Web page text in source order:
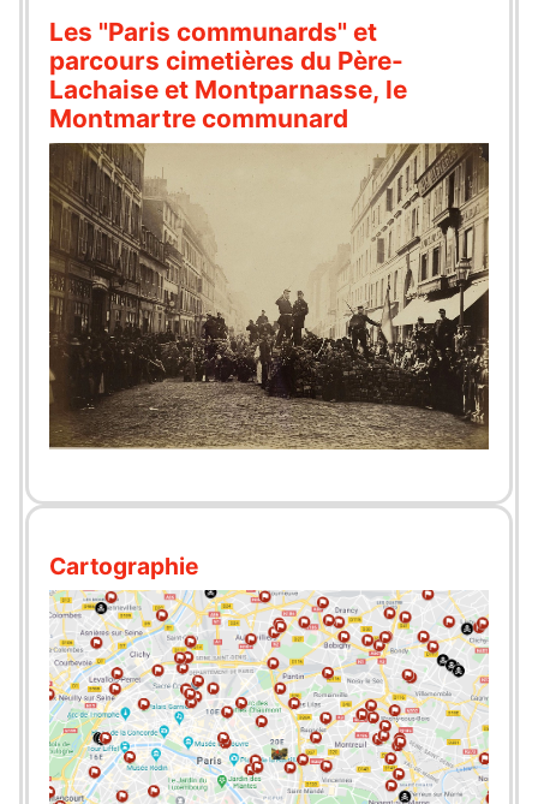
Les "Paris communards" et
parcours cimetières du Père-
Lachaise et Montparnasse, le
Montmartre communard
Cartographie